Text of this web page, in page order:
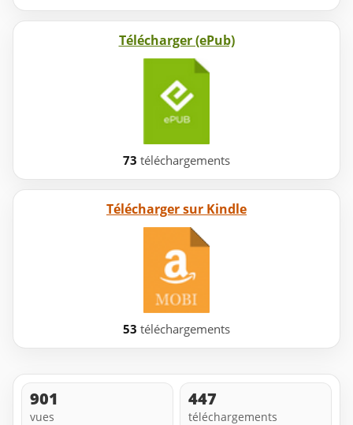
Télécharger (ePub)
73 téléchargements
Télécharger sur Kindle
53 téléchargements
901
vues
447
téléchargements